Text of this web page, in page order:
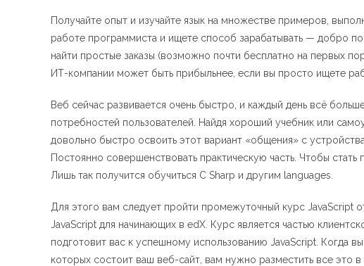
Получайте опыт и изучайте язык на множестве примеров,
работе программиста и ищете способ зарабатывать — добро
найти простые заказы (возможно почти бесплатно на первых
ИТ-компании может быть прибыльнее, если вы просто ищете
Веб сейчас развивается очень быстро, и каждый день всё
потребностей пользователей. Найдя хороший учебник или
довольно быстро освоить этот вариант «общения» с
Постоянно совершенствовать практическую часть. Чтобы
Лишь так получится обучиться C Sharp и другим languages.
Для этого вам следует пройти промежуточный курс JavaScript
JavaScript для начинающих в edX. Курс является частью
подготовит вас к успешному использованию JavaScript. Когда
которых состоит ваш веб-сайт, вам нужно разместить все это